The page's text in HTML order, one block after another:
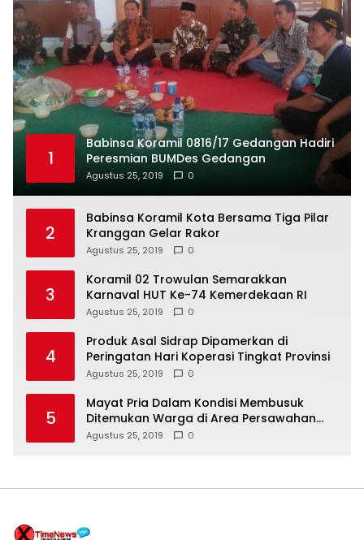
1
Babinsa Koramil 0816/17 Gedangan Hadiri
Peresmian BUMDes Gedangan
Agustus 25, 2019 0
2
Babinsa Koramil Kota Bersama Tiga Pilar
Kranggan Gelar Rakor
Agustus 25, 2019 0
3
Koramil 02 Trowulan Semarakkan
Karnaval HUT Ke-74 Kemerdekaan RI
Agustus 25, 2019 0
4
Produk Asal Sidrap Dipamerkan di
Peringatan Hari Koperasi Tingkat Provinsi
Agustus 25, 2019 0
5
Mayat Pria Dalam Kondisi Membusuk
Ditemukan Warga di Area Persawahan
Sidoarjo
Agustus 25, 2019 0